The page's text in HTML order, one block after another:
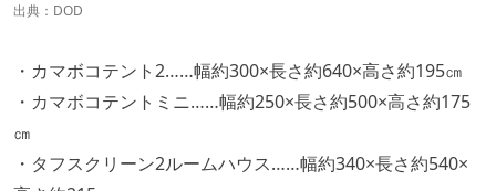
出典： DOD
・カマボコテント2……幅約300×長さ約640×高さ約195㎝
・カマボコテントミニ……幅約250×長さ約500×高さ約175
㎝
・タフスクリーン2ルームハウス……幅約340×長さ約540×